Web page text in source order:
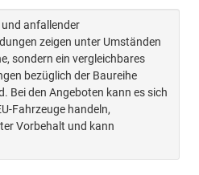
und anfallender
zeigen unter Umständen
sondern ein vergleichbares
bezüglich der Baureihe
Bei den Angeboten kann es sich
Fahrzeuge handeln,
Vorbehalt und kann